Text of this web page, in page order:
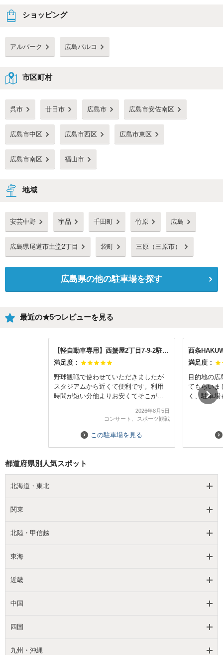
ショッピング
アルパーク 広島パルコ
市区町村
呉市 廿日市 広島市 広島市安佐南区
広島市中区 広島市西区 広島市東区
広島市南区 福山市
地域
安芸中野 宇品 千田町 竹原 広島
広島県尾道市土堂2丁目 袋町 三原（三原市）
広島県の他の駐車場を探す
最近の★5つレビューを見る
【軽自動車専用】西蟹屋2丁目7-9-2駐車場
満足度：
野球観戦で使わせていただきましたが
スタジアムから近くて便利です。利用
時間が短い分他よりお安くてそこがと
いただきたいと思います。ありがとう
2026年8月5日
コンサート、スポーツ観戦
この駐車場を見る
西条
満足度：
目的地の広
てもらいま
く、駐車
Next
都道府県別人気スポット
北海道・東北
関東
北陸・甲信越
東海
近畿
中国
四国
九州・沖縄